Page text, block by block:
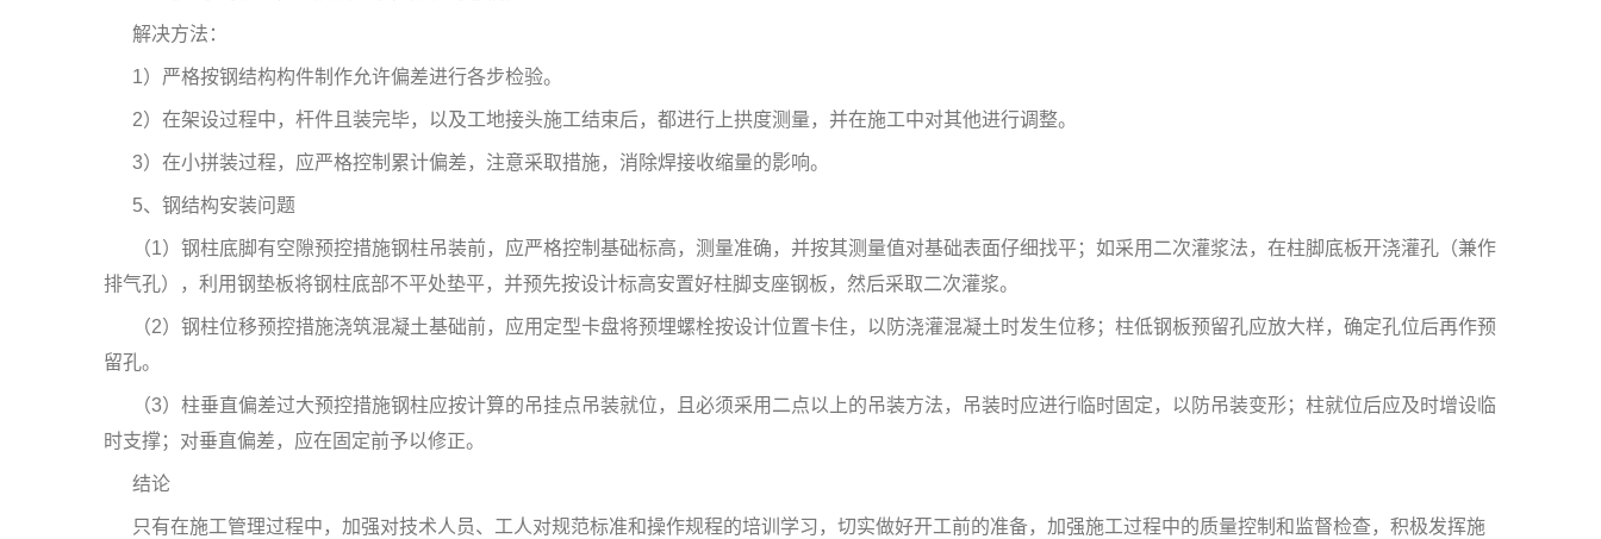
解决方法：
1）严格按钢结构构件制作允许偏差进行各步检验。
2）在架设过程中，杆件且装完毕，以及工地接头施工结束后，都进行上拱度测量，并在施工中对其他进行调整。
3）在小拼装过程，应严格控制累计偏差，注意采取措施，消除焊接收缩量的影响。
5、钢结构安装问题
（1）钢柱底脚有空隙预控措施钢柱吊装前，应严格控制基础标高，测量准确，并按其测量值对基础表面仔细找平；如采用二次灌浆法，在柱脚底板开浇灌孔（兼作
排气孔），利用钢垫板将钢柱底部不平处垫平，并预先按设计标高安置好柱脚支座钢板，然后采取二次灌浆。
（2）钢柱位移预控措施浇筑混凝土基础前，应用定型卡盘将预埋螺栓按设计位置卡住，以防浇灌混凝土时发生位移；柱低钢板预留孔应放大样，确定孔位后再作预
留孔。
（3）柱垂直偏差过大预控措施钢柱应按计算的吊挂点吊装就位，且必须采用二点以上的吊装方法，吊装时应进行临时固定，以防吊装变形；柱就位后应及时增设临
时支撑；对垂直偏差，应在固定前予以修正。
结论
只有在施工管理过程中，加强对技术人员、工人对规范标准和操作规程的培训学习，切实做好开工前的准备，加强施工过程中的质量控制和监督检查，积极发挥施